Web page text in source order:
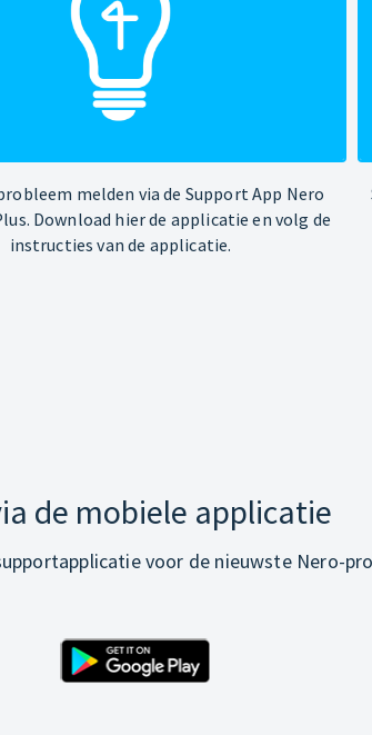
melden via de Support App Nero
Download hier de applicatie en volg de
instructies van de applicatie.
de mobiele applicatie
voor de nieuwste Nero-